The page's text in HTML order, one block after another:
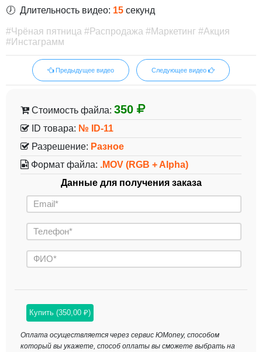
🕖 Длительность видео: 15 секунд
#Чрёная пятница #Распродажа #Маркетинг #Акция
#Инстаграмм
Предыдущее видео Следующее видео
Стоимость файла: 350
ID товара: № ID-11
Разрешение: Разное
Формат файла: .MOV (RGB + Alpha)
Данные для получения заказа
Купить (350,00 ₽)
Оплата осуществляется через сервис ЮMoney, способом
который вы укажете, способ оплаты вы сможете выбрать на